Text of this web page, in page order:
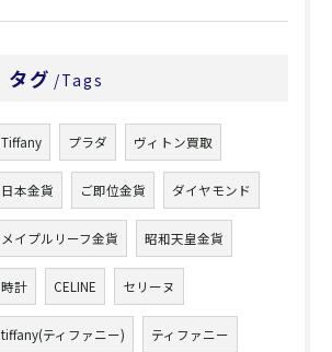
タグ Tags
Tiffany プラダ ヴィトン買取
日本金貨 ご即位金貨 ダイヤモンド
メイプルリーフ金貨 昭和天皇金貨
時計 CELINE セリーヌ
tiffany(ティファニー) ティファニー